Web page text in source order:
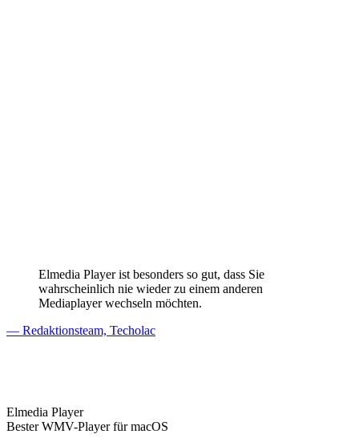
Elmedia Player ist besonders so gut, dass Sie
wahrscheinlich nie wieder zu einem anderen
Mediaplayer wechseln möchten.
— Redaktionsteam, Techolac
Elmedia Player
Bester WMV-Player für macOS